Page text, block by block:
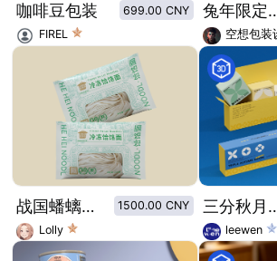
咖啡豆包装
699.00 CNY
FIREL
兔年限定
战国蟠螭纹风格装饰河北冷冻饸饹面创意包装设计
1500.00 CNY
Lolly
三分秋月中秋冰皮月饼礼盒包
leewen